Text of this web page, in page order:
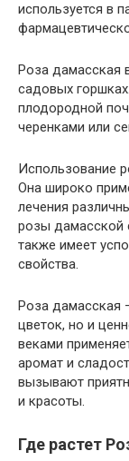
используется в
Роза дамасская
садовых
плодородной
черенками или
Использование
Она широко
лечения
розы дамасской
также имеет
свойства.
Роза дамасская
цветок, но и
веками
аромат и
вызывают
и красоты.
Где растет